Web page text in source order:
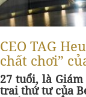
CEO TAG
chất chơi”
27 tuổi, là
trai thứ tư của